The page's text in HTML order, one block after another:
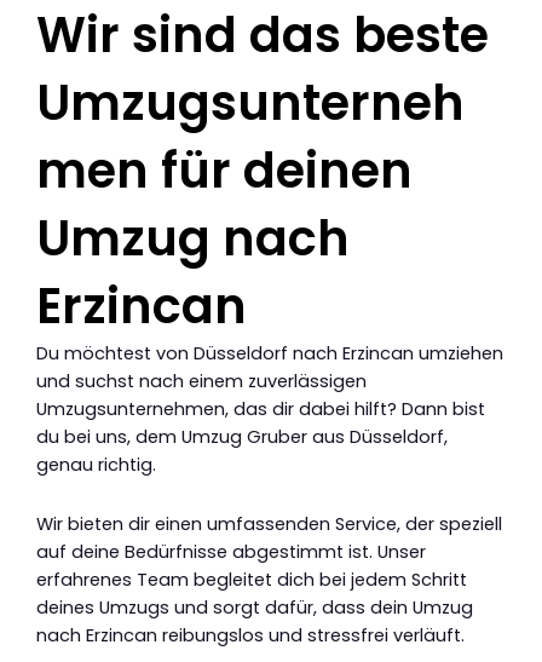
Wir sind das beste
Umzugsunterneh
men für deinen
Umzug nach
Erzincan
Du möchtest von Düsseldorf nach Erzincan umziehen
und suchst nach einem zuverlässigen
Umzugsunternehmen, das dir dabei hilft? Dann bist
du bei uns, dem Umzug Gruber aus Düsseldorf,
genau richtig.
Wir bieten dir einen umfassenden Service, der speziell
auf deine Bedürfnisse abgestimmt ist. Unser
erfahrenes Team begleitet dich bei jedem Schritt
deines Umzugs und sorgt dafür, dass dein Umzug
nach Erzincan reibungslos und stressfrei verläuft.